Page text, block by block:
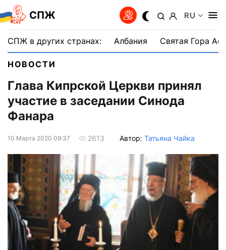
СПЖ RU
СПЖ в других странах: Албания Святая Гора
НОВОСТИ
Глава Кипрской Церкви принял
участие в заседании Синода
Фанара
10 Марта 2020 09:37 2613 Автор: Татьяна Чайка